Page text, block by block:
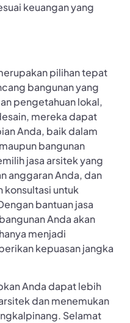
keuangan yang
pilihan tepat
bangunan yang
pengetahuan lokal,
mereka dapat
Anda, baik dalam
bangunan
jasa arsitek yang
anggaran Anda, dan
konsultasi untuk
bantuan jasa
Anda akan
menjadi
kepuasan jangka
Anda dapat lebih
dan menemukan
Selamat